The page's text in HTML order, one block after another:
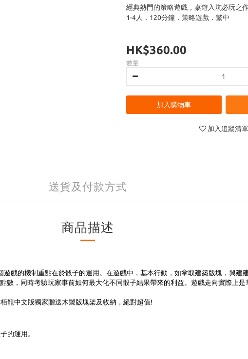
經典熱門的策略遊戲，桌遊入坑必玩之作
1-4人．120分鐘．策略遊戲．繁中
HK$360.00
數量
加入購物車
加入追蹤清單
送貨及付款方式
商品描述
戲的機制重點在於骰子的運用。在遊戲中，基本行動，如拿取建築版塊，興
，同時考驗玩家事前如何最大化不同骰子結果帶來的利益。遊戲走向實際上是
龍中文版獨家贈送木製版塊架及收納，絕對超值!
的運用。